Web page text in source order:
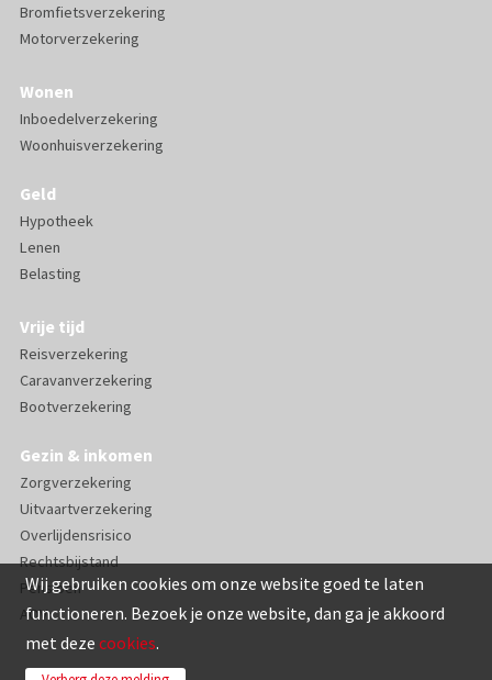
Wij gebruiken cookies om onze website goed te laten
functioneren. Bezoek je onze website, dan ga je akkoord
met deze cookies.
Bromfietsverzekering
Motorverzekering
Wonen
Inboedelverzekering
Woonhuisverzekering
Geld
Hypotheek
Lenen
Belasting
Vrije tijd
Reisverzekering
Caravanverzekering
Bootverzekering
Gezin & inkomen
Zorgverzekering
Uitvaartverzekering
Overlijdensrisico
Rechtsbijstand
Pensioen
AOV